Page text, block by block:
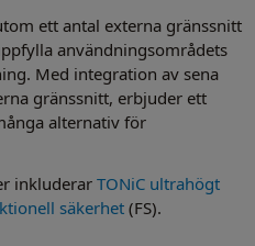
ett antal externa gränssnitt
användningsområdets
Med integration av sena
gränssnitt, erbjuder ett
alternativ för
inkluderar TONiC ultrahögt
säkerhet (FS).